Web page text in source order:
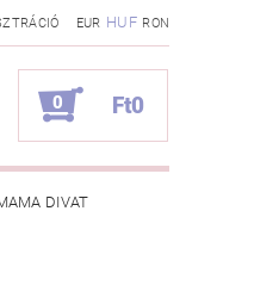
EUR HUF RON
0 Ft0
DIVAT